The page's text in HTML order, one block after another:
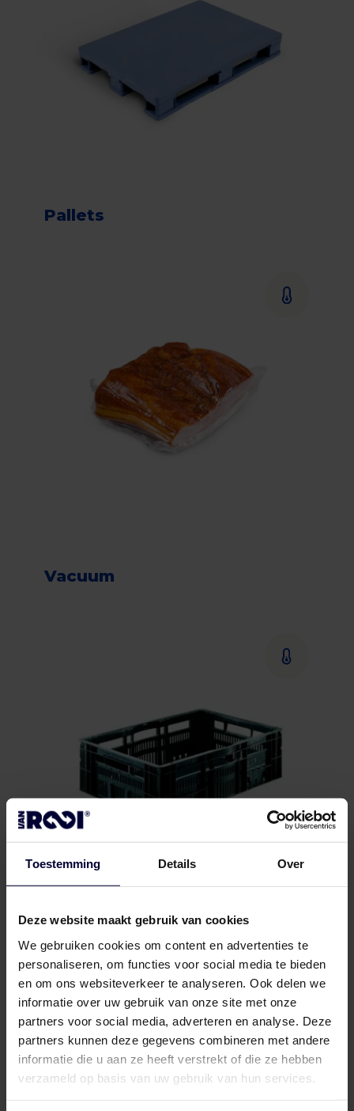
Toestemming Details Over
Deze website maakt gebruik van cookies
We gebruiken cookies om content en advertenties te
personaliseren, om functies voor social media te bieden
en om ons websiteverkeer te analyseren. Ook delen we
informatie over uw gebruik van onze site met onze
partners voor social media, adverteren en analyse. Deze
partners kunnen deze gegevens combineren met andere
informatie die u aan ze heeft verstrekt of die ze hebben
verzameld op basis van uw gebruik van hun services.
Pallets
Vacuum
CBL
Frozen packaging (< 18ºC)